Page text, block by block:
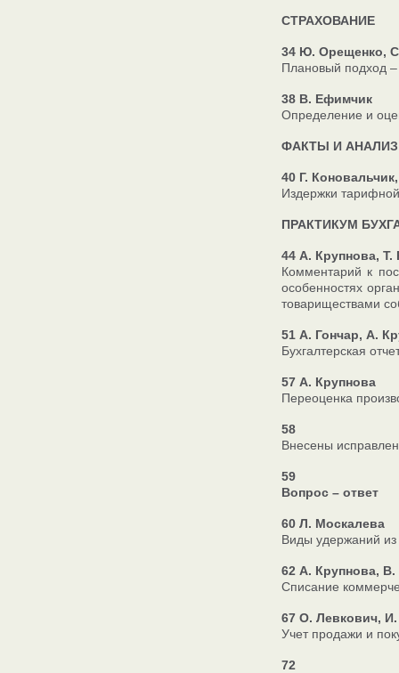
СТРАХОВАНИЕ
34 Ю. Орещенко,
Плановый подход –
38 В. Ефимчик
Определение и
ФАКТЫ И АНАЛИЗ
40 Г.
Издержки
ПРАКТИКУМ
44 А. Крупнова, Т.
Комментарий к
особенностях
товариществами
51 А. Гончар, А.
Бухгалтерская
57 А. Крупнова
Переоценка
58
Внесены
59
Вопрос – ответ
60 Л. Москалева
Виды удержаний
62 А. Крупнова, В.
Списание
67 О. Левкович,
Учет продажи и
72